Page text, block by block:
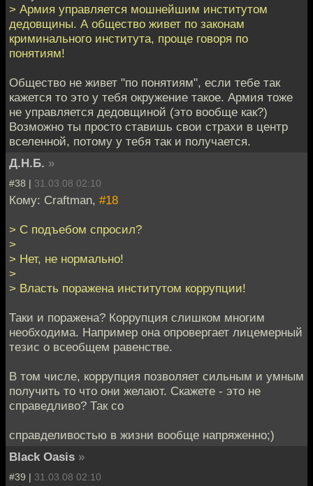
> Армия управляется мошнейшим институтом
дедовщины. А общество живет по законам
криминального института, проще говоря по
понятиям!
Общество не живет "по понятиям", если тебе так
кажется то это у тебя окружение такое. Армия тоже
не управляется дедовщиной (это вообще как?)
Возможно ты просто ставишь свои страхи в центр
вселенной, потому у тебя так и получается.
Д.Н.Б. »
#38 | 31.03.08 02:10
Кому: Craftman, #18
> С подъебом спросил?
>
> Нет, не нормально!
>
> Власть поражена институтом коррупции!
Таки и поражена? Коррупция слишком многим
необходима. Например она опровергает лицемерный
тезис о всеобщем равенстве.
В том числе, коррупция позволяет сильным и умным
получить то что они желают. Скажете - это не
справедливо? Так со
справделивостью в жизни вообще напряженно;)
Black Oasis »
#39 | 31.03.08 02:10